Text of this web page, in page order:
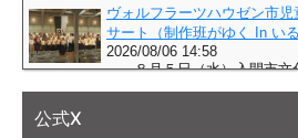
公式X